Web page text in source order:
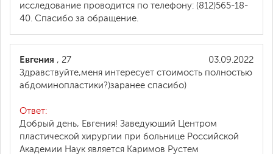
исследование проводится по телефону: (812)565-18-
40. Спасибо за обращение.
03.09.2022
Евгения , 27
Здравствуйте,меня интересует стоимость полностью
абдоминопластики?)заранее спасибо)
Ответ:
Добрый день, Евгения! Заведующий Центром
пластической хирургии при больнице Российской
Академии Наук является Каримов Рустем